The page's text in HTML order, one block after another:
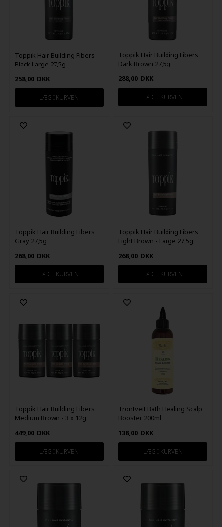
Toppik Hair Building Fibers
Black Large 27,5g
258,00 DKK
Toppik Hair Building Fibers
Dark Brown 27,5g
288,00 DKK
Toppik Hair Building Fibers
Gray 27,5g
268,00 DKK
Toppik Hair Building Fibers
Light Brown - Large 27,5g
268,00 DKK
Toppik Hair Building Fibers
Medium Brown - 3 x 12g
449,00 DKK
Trontveit Bath Healing Scalp
Booster 200ml
138,00 DKK